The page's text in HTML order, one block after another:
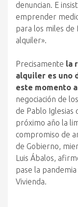
denuncian. E
emprender
para los miles de
alquiler».
Precisamente la
alquiler es uno
este momento a
negociación de
de Pablo Iglesias
próximo año la
compromiso de
de Gobierno,
Luis Ábalos,
pase la
Vivienda.